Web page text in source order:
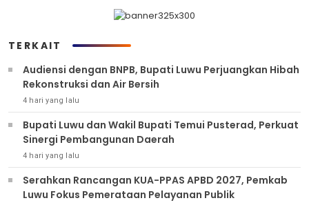
TERKAIT
Audiensi dengan BNPB, Bupati Luwu Perjuangkan Hibah
Rekonstruksi dan Air Bersih
4 hari yang lalu
Bupati Luwu dan Wakil Bupati Temui Pusterad, Perkuat
Sinergi Pembangunan Daerah
4 hari yang lalu
Serahkan Rancangan KUA-PPAS APBD 2027, Pemkab
Luwu Fokus Pemerataan Pelayanan Publik